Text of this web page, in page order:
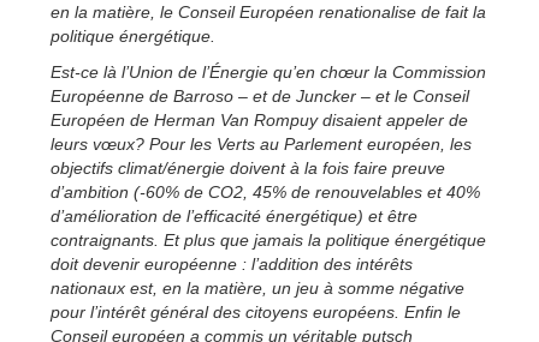
en la matière, le Conseil Européen renationalise de fait la
politique énergétique.
Est-ce là l’Union de l’Énergie qu’en chœur la Commission
Européenne de Barroso – et de Juncker – et le Conseil
Européen de Herman Van Rompuy disaient appeler de
leurs vœux? Pour les Verts au Parlement européen, les
objectifs climat/énergie doivent à la fois faire preuve
d’ambition (-60% de CO2, 45% de renouvelables et 40%
d’amélioration de l’efficacité énergétique) et être
contraignants. Et plus que jamais la politique énergétique
doit devenir européenne : l’addition des intérêts
nationaux est, en la matière, un jeu à somme négative
pour l’intérêt général des citoyens européens. Enfin le
Conseil européen a commis un véritable putsch